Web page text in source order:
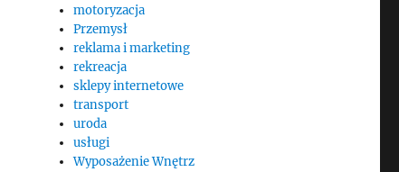
motoryzacja
Przemysł
reklama i marketing
rekreacja
sklepy internetowe
transport
uroda
usługi
Wyposażenie Wnętrz